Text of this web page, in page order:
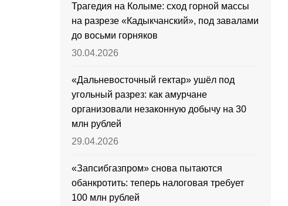
Трагедия на Колыме: сход горной массы
на разрезе «Кадыкчанский», под завалами
до восьми горняков
30.04.2026
«Дальневосточный гектар» ушёл под
угольный разрез: как амурчане
организовали незаконную добычу на 30
млн рублей
29.04.2026
«Запсибгазпром» снова пытаются
обанкротить: теперь налоговая требует
100 млн рублей